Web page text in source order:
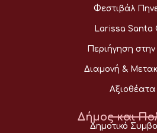
Φεστιβάλ
Larissa Santa
Περιήγηση
Διαμονή &
Αξιοθέατα
Δήμος και
Δημοτικό